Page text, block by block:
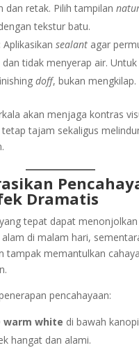
dan retak. Pilih tampilan
tekstur batu.
Aplikasikan sealantagar
tidak menyerap air.
doff, bukan mengkilap.
akan menjaga kontras
tajam sekaligus
Dramatis
tepat dapat
di malam hari,
tampak memantulkan
pencahayaan:
warm white di bawah
hangat dan alami.